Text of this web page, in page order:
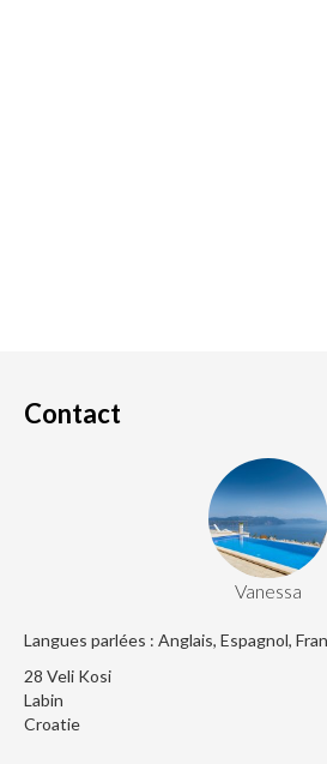
Contact
Vanessa
Langues parlées : Anglais, Espagnol,
28 Veli Kosi
Labin
Croatie